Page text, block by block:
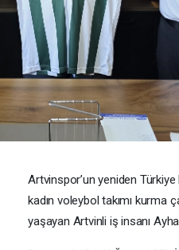
Artvinspor’un yeniden
kadın voleybol takımı kurma
yaşayan Artvinli iş insanı